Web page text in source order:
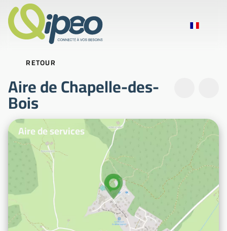
RETOUR
Aire de Chapelle-des-
Bois
Photos d'illustration
Aire de services